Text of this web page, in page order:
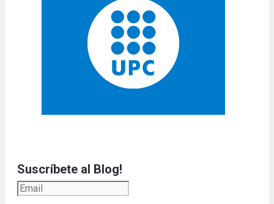
Suscríbete al Blog!